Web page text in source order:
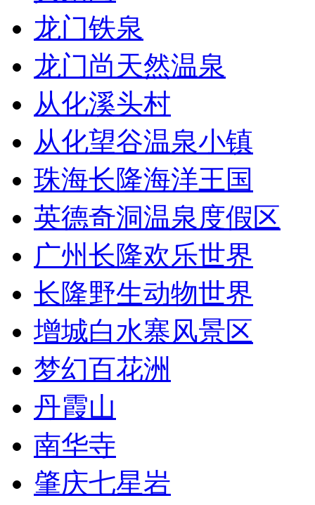
龙门铁泉
龙门尚天然温泉
从化溪头村
从化望谷温泉小镇
珠海长隆海洋王国
英德奇洞温泉度假区
广州长隆欢乐世界
长隆野生动物世界
增城白水寨风景区
梦幻百花洲
丹霞山
南华寺
肇庆七星岩